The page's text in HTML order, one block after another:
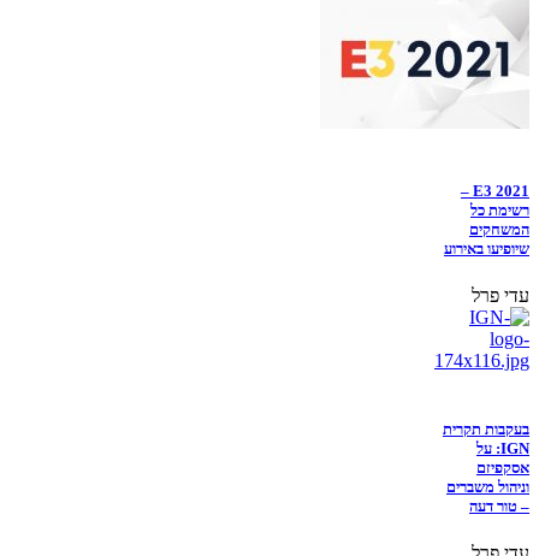
E3 2021 –
רשימת כל
המשחקים
שיופיעו באירוע
עדי פרל
בעקבות תקרית
IGN: על
אסקפיזם
וניהול משברים
– טור דעה